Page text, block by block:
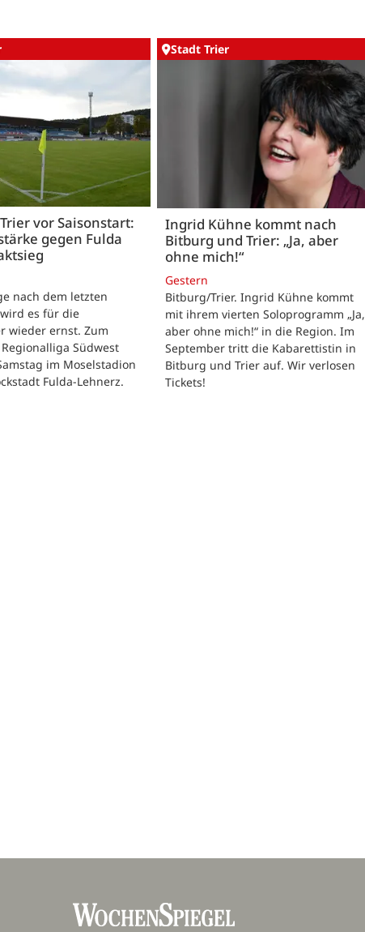
vor Saisonstart:
gegen Fulda
nach dem letzten
es für die
wieder ernst. Zum
Südwest
im Moselstadion
Fulda-Lehnerz.
Stadt Trier
Ingrid Kühne kommt nach
Bitburg und Trier: „Ja, aber
ohne mich!“
Gestern
Bitburg/Trier. Ingrid Kühne kommt
mit ihrem vierten Soloprogramm „Ja,
aber ohne mich!“ in die Region. Im
September tritt die Kabarettistin in
Bitburg und Trier auf. Wir verlosen
Tickets!